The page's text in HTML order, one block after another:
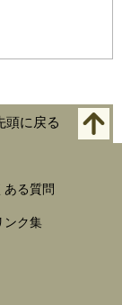
頭に戻る
ある質問
ンク集